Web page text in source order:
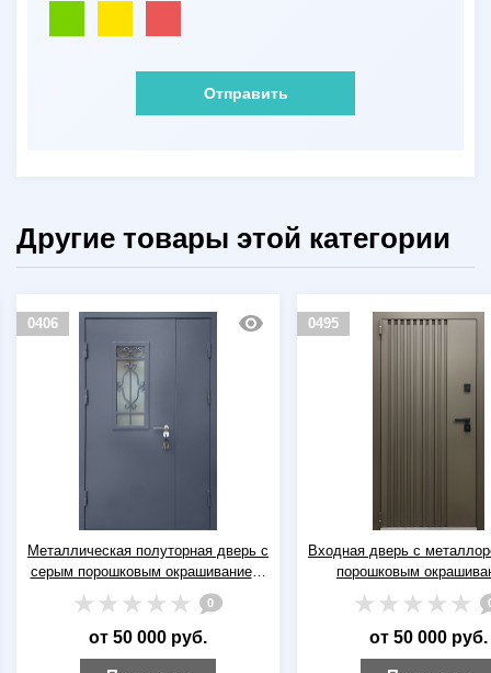
Отправить
Другие товары этой категории
0495
Входная дверь с металлорейками и
порошковым окрашиванием
коричневого цвета
0
от 50 000 руб.
0524
Входная уличная
металлофиленкой,
стеклом и зеленой
покраской
от 80 000 руб.